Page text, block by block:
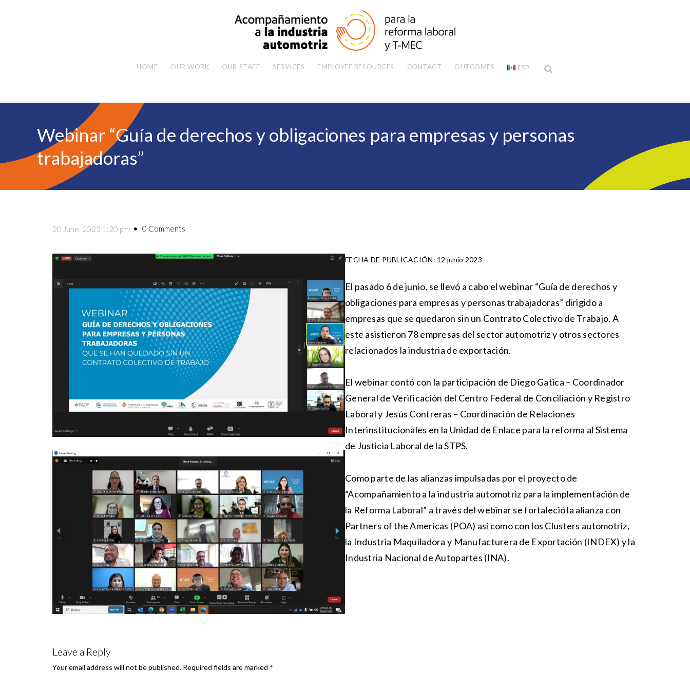
HOME OUR WORK OUR STAFF SERVICES EMPLOYEE RESOURCES CONTACT OUTCOMES ESP
Webinar “Guía de derechos y obligaciones para empresas y personas
trabajadoras”
20 June, 2023 1:20 pm 0 Comments
FECHA DE PUBLICACIÓN: 12 junio 2023
El pasado 6 de junio, se llevó a cabo el webinar “Guía de derechos y
obligaciones para empresas y personas trabajadoras” dirigido a
empresas que se quedaron sin un Contrato Colectivo de Trabajo. A
este asistieron 78 empresas del sector automotriz y otros sectores
relacionados la industria de exportación.
El webinar contó con la participación de Diego Gatica – Coordinador
General de Verificación del Centro Federal de Conciliación y Registro
Laboral y Jesús Contreras – Coordinación de Relaciones
Interinstitucionales en la Unidad de Enlace para la reforma al Sistema
de Justicia Laboral de la STPS.
Como parte de las alianzas impulsadas por el proyecto de
“Acompañamiento a la industria automotriz para la implementación de
la Reforma Laboral” a través del webinar se fortaleció la alianza con
Partners of the Americas (POA) así como con los Clusters automotriz,
la Industria Maquiladora y Manufacturera de Exportación (INDEX) y la
Industria Nacional de Autopartes (INA).
Leave a Reply
Your email address will not be published. Required fields are marked *